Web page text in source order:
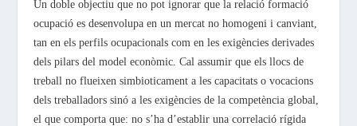
Un doble objectiu que no pot ignorar que la relació formació
ocupació es desenvolupa en un mercat no homogeni i canviant,
tan en els perfils ocupacionals com en les exigències derivades
dels pilars del model econòmic. Cal assumir que els llocs de
treball no flueixen simbioticament a les capacitats o vocacions
dels treballadors sinó a les exigències de la competència global,
el que comporta que: no s’ha d’establir una correlació rígida